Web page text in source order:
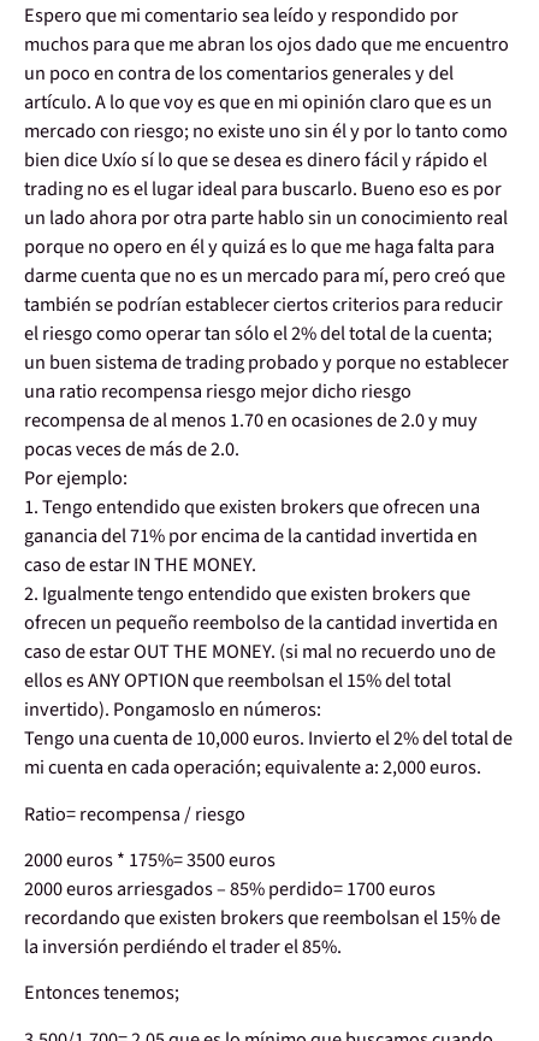
Espero que mi comentario sea leído y respondido por
muchos para que me abran los ojos dado que me encuentro
un poco en contra de los comentarios generales y del
artículo. A lo que voy es que en mi opinión claro que es un
mercado con riesgo; no existe uno sin él y por lo tanto como
bien dice Uxío sí lo que se desea es dinero fácil y rápido el
trading no es el lugar ideal para buscarlo. Bueno eso es por
un lado ahora por otra parte hablo sin un conocimiento real
porque no opero en él y quizá es lo que me haga falta para
darme cuenta que no es un mercado para mí, pero creó que
también se podrían establecer ciertos criterios para reducir
el riesgo como operar tan sólo el 2% del total de la cuenta;
un buen sistema de trading probado y porque no establecer
una ratio recompensa riesgo mejor dicho riesgo
recompensa de al menos 1.70 en ocasiones de 2.0 y muy
pocas veces de más de 2.0.
Por ejemplo:
1. Tengo entendido que existen brokers que ofrecen una
ganancia del 71% por encima de la cantidad invertida en
caso de estar IN THE MONEY.
2. Igualmente tengo entendido que existen brokers que
ofrecen un pequeño reembolso de la cantidad invertida en
caso de estar OUT THE MONEY. (si mal no recuerdo uno de
ellos es ANY OPTION que reembolsan el 15% del total
invertido). Pongamoslo en números:
Tengo una cuenta de 10,000 euros. Invierto el 2% del total de
mi cuenta en cada operación; equivalente a: 2,000 euros.
Ratio= recompensa / riesgo
2000 euros * 175%= 3500 euros
2000 euros arriesgados – 85% perdido= 1700 euros
recordando que existen brokers que reembolsan el 15% de
la inversión perdiéndo el trader el 85%.
Entonces tenemos;